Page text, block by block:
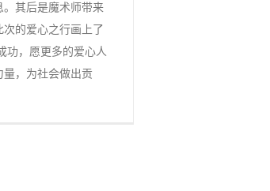
。其后是魔术师带来
的爱心之行画上了
功，愿更多的爱心人
，为社会做出贡